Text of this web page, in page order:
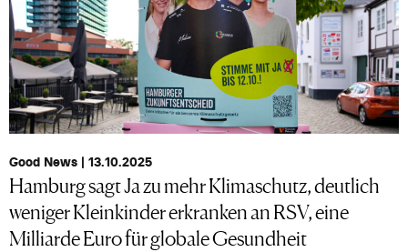
Good News | 13.10.2025
Hamburg sagt Ja zu mehr Klimaschutz, deutlich
weniger Kleinkinder erkranken an RSV, eine
Milliarde Euro für globale Gesundheit